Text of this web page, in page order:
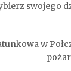
swojego
w